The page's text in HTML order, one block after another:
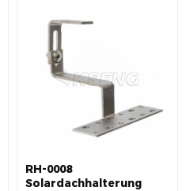
römischen / Ton- /
konzipiert.
RH-0008
Solardachhalterung